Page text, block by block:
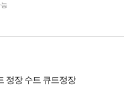
정장 수트 큐트정장